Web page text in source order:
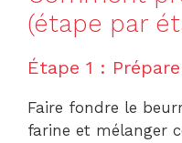
(étape par
Étape 1 :
Faire fondre le
farine et mélanger